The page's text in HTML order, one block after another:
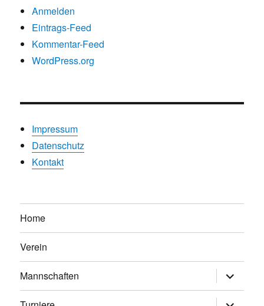
Anmelden
Eintrags-Feed
Kommentar-Feed
WordPress.org
Impressum
Datenschutz
Kontakt
Home
Verein
Mannschaften
anzeigen